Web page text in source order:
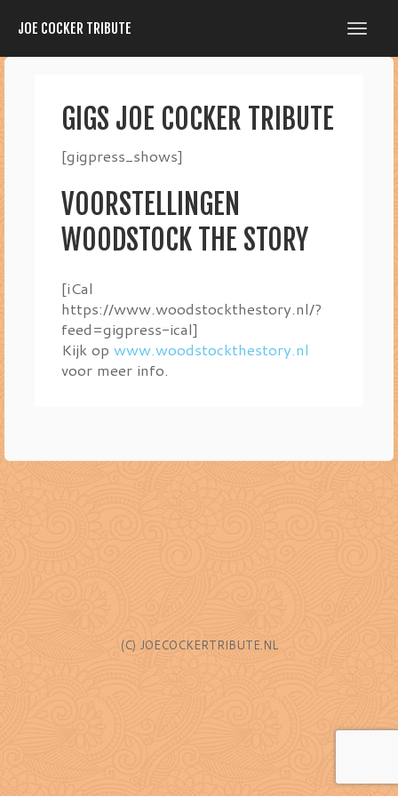
JOE COCKER TRIBUTE
GIGS JOE COCKER TRIBUTE
[gigpress_shows]
VOORSTELLINGEN
WOODSTOCK THE STORY
[iCal
https://www.woodstockthestory.nl/?
feed=gigpress-ical]
Kijk op www.woodstockthestory.nl
voor meer info.
(C) JOECOCKERTRIBUTE.NL